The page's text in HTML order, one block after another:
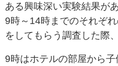
ある興味深い実験結果が
9時～14時までのそれぞ
をしてもらう調査した際
9時はホテルの部屋から